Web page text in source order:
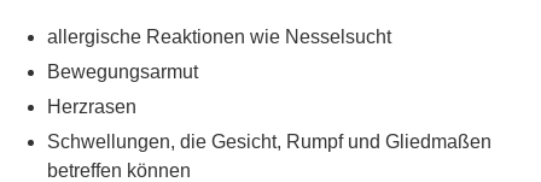
allergische Reaktionen wie Nesselsucht
Bewegungsarmut
Herzrasen
Schwellungen, die Gesicht, Rumpf und Gliedmaßen
betreffen können